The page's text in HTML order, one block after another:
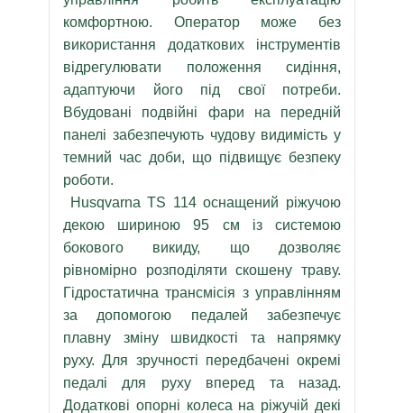
комфортною. Оператор може без
використання додаткових інструментів
відрегулювати положення сидіння,
адаптуючи його під свої потреби.
Вбудовані подвійні фари на передній
панелі забезпечують чудову видимість у
темний час доби, що підвищує безпеку
роботи.
Husqvarna TS 114 оснащений ріжучою
декою шириною 95 см із системою
бокового викиду, що дозволяє
рівномірно розподіляти скошену траву.
Гідростатична трансмісія з управлінням
за допомогою педалей забезпечує
плавну зміну швидкості та напрямку
руху. Для зручності передбачені окремі
педалі для руху вперед та назад.
Додаткові опорні колеса на ріжучій декі